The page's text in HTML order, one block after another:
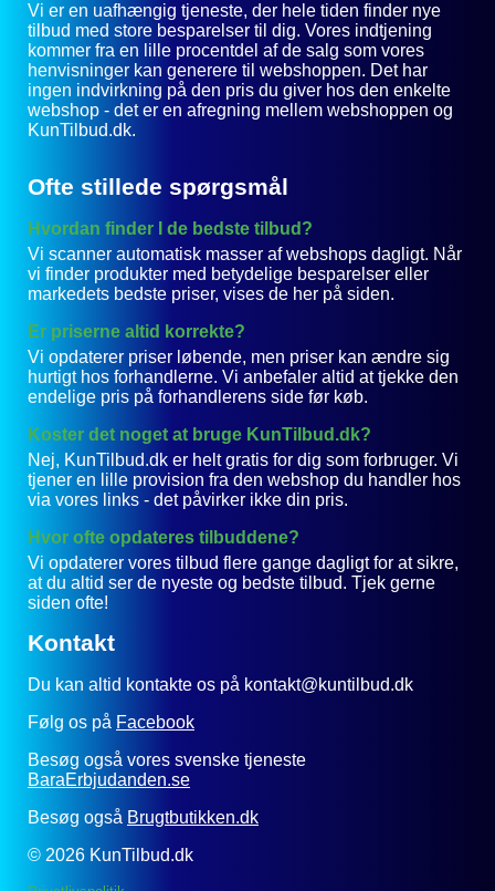
Vi er en uafhængig tjeneste, der hele tiden finder nye
tilbud med store besparelser til dig. Vores indtjening
kommer fra en lille procentdel af de salg som vores
henvisninger kan generere til webshoppen. Det har
ingen indvirkning på den pris du giver hos den enkelte
webshop - det er en afregning mellem webshoppen og
KunTilbud.dk.
Ofte stillede spørgsmål
Hvordan finder I de bedste tilbud?
Vi scanner automatisk masser af webshops dagligt. Når
vi finder produkter med betydelige besparelser eller
markedets bedste priser, vises de her på siden.
Er priserne altid korrekte?
Vi opdaterer priser løbende, men priser kan ændre sig
hurtigt hos forhandlerne. Vi anbefaler altid at tjekke den
endelige pris på forhandlerens side før køb.
Koster det noget at bruge KunTilbud.dk?
Nej, KunTilbud.dk er helt gratis for dig som forbruger. Vi
tjener en lille provision fra den webshop du handler hos
via vores links - det påvirker ikke din pris.
Hvor ofte opdateres tilbuddene?
Vi opdaterer vores tilbud flere gange dagligt for at sikre,
at du altid ser de nyeste og bedste tilbud. Tjek gerne
siden ofte!
Kontakt
Du kan altid kontakte os på kontakt@kuntilbud.dk
Følg os på Facebook
Besøg også vores svenske tjeneste
BaraErbjudanden.se
Besøg også Brugtbutikken.dk
© 2026 KunTilbud.dk